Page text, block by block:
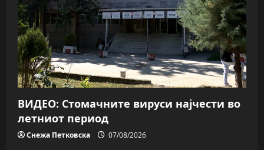
ВИДЕО: Стомачните вируси најчести во
летниот период
Снежа Петковска 07/08/2026